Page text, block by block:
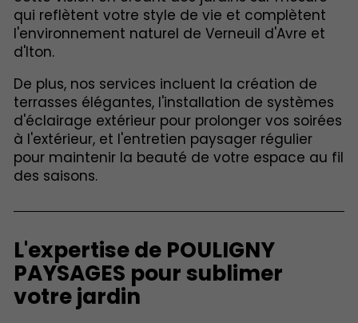
qui reflètent votre style de vie et complètent
l'environnement naturel de Verneuil d'Avre et
d'Iton.
De plus, nos services incluent la création de
terrasses élégantes, l'installation de systèmes
d'éclairage extérieur pour prolonger vos soirées
à l'extérieur, et l'entretien paysager régulier
pour maintenir la beauté de votre espace au fil
des saisons.
L'expertise de POULIGNY
PAYSAGES pour sublimer
votre jardin